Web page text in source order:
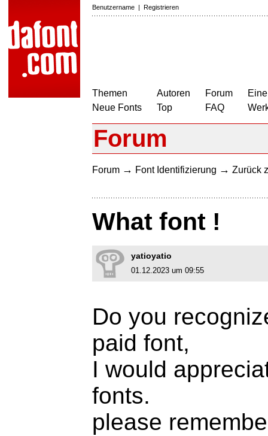
Benutzername | Registrieren
Themen
Neue Fonts
Autoren
Top
Forum
FAQ
Forum
Forum → Font Identifizierung → Zurück
What font !
yatioyatio
01.12.2023 um 09:55
Do you
paid font,
I would
fonts.
please